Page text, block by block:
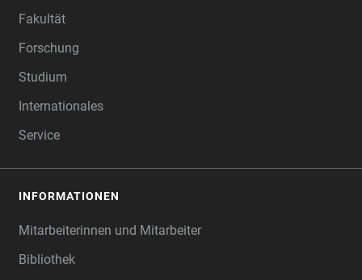
Fakultät
Forschung
Studium
Internationales
Service
INFORMATIONEN
Mitarbeiterinnen und Mitarbeiter
Bibliothek